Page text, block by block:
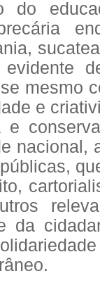
do
mesmo
e
nacional,
da